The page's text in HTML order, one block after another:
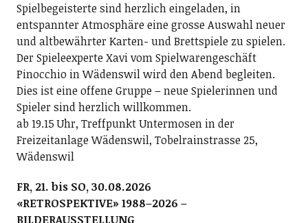
Spielbegeisterte sind herzlich eingeladen, in
entspannter Atmosphäre eine grosse Auswahl neuer
und altbewährter Karten- und Brettspiele zu spielen.
Der Spieleexperte Xavi vom Spielwarengeschäft
Pinocchio in Wädenswil wird den Abend begleiten.
Dies ist eine offene Gruppe – neue Spielerinnen und
Spieler sind herzlich willkommen.
ab 19.15 Uhr, Treffpunkt Untermosen in der
Freizeitanlage Wädenswil, Tobelrainstrasse 25,
Wädenswil
FR, 21. bis SO, 30.08.2026
«RETROSPEKTIVE» 1988–2026 –
BILDERAUSSTELLUNG